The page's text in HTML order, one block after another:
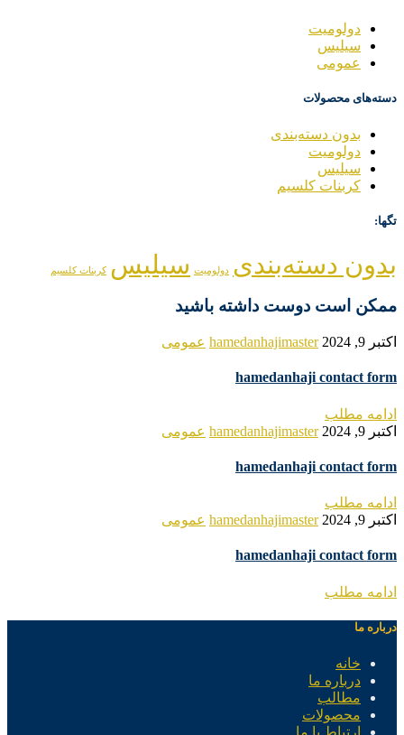
دولومیت
سیلیس
عمومی
دسته‌های محصولات
بدون دسته‌بندی
دولومیت
سیلیس
کربنات کلسیم
تگها:
بدون دسته‌بندی دولومیت سیلیس کربنات کلسیم
ممکن است دوست داشته باشید
اکتبر 9, 2024 hamedanhajimaster عمومی
hamedanhaji contact form
ادامه مطلب
اکتبر 9, 2024
hamedanhajimaster عمومی
hamedanhaji contact form
ادامه مطلب
اکتبر 9, 2024
hamedanhajimaster عمومی
hamedanhaji contact form
ادامه مطلب
درباره ما
خانه
درباره ما
مطالب
محصولات
ارتباط با ما